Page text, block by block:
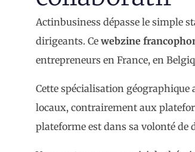
Actinbusiness dépasse le simple
dirigeants. Ce webzine
entrepreneurs en France, en
Cette spécialisation géographique
locaux, contrairement aux
plateforme est dans sa volonté de